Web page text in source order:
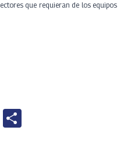
que requieran de los equipos
C